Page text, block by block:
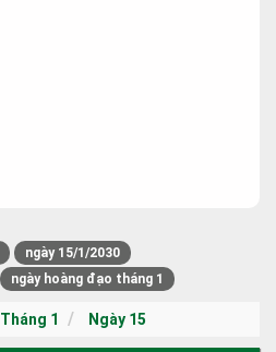
ngày 15/1/2030
ngày hoàng đạo tháng 1
Tháng 1 Ngày 15